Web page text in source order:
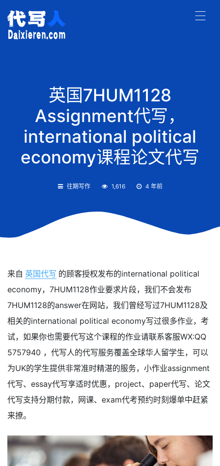
英国7HUM1128
Assignment代写，
international political
economy课程论文代写
往期写作 1,616 4 年前
来自 英国代写 的顾客授权发布的international political
economy，7HUM1128作业要求片段，我们不会发布
7HUM1128的answer在网站，我们曾经写过7HUM1128及
相关的international political economy写过很多作业，考
试，如果你也需要代写这个课程的作业请联系客服WX:QQ
5757940 ，代写人的代写服务覆盖全球华人留学生，可以
为UK的学生提供非常准时精湛的服务，小作业assignment
代写、essay代写享适时优惠，project、paper代写、论文
代写支持分期付款，网课、exam代考预约时刻爆单中赶紧
来撩。